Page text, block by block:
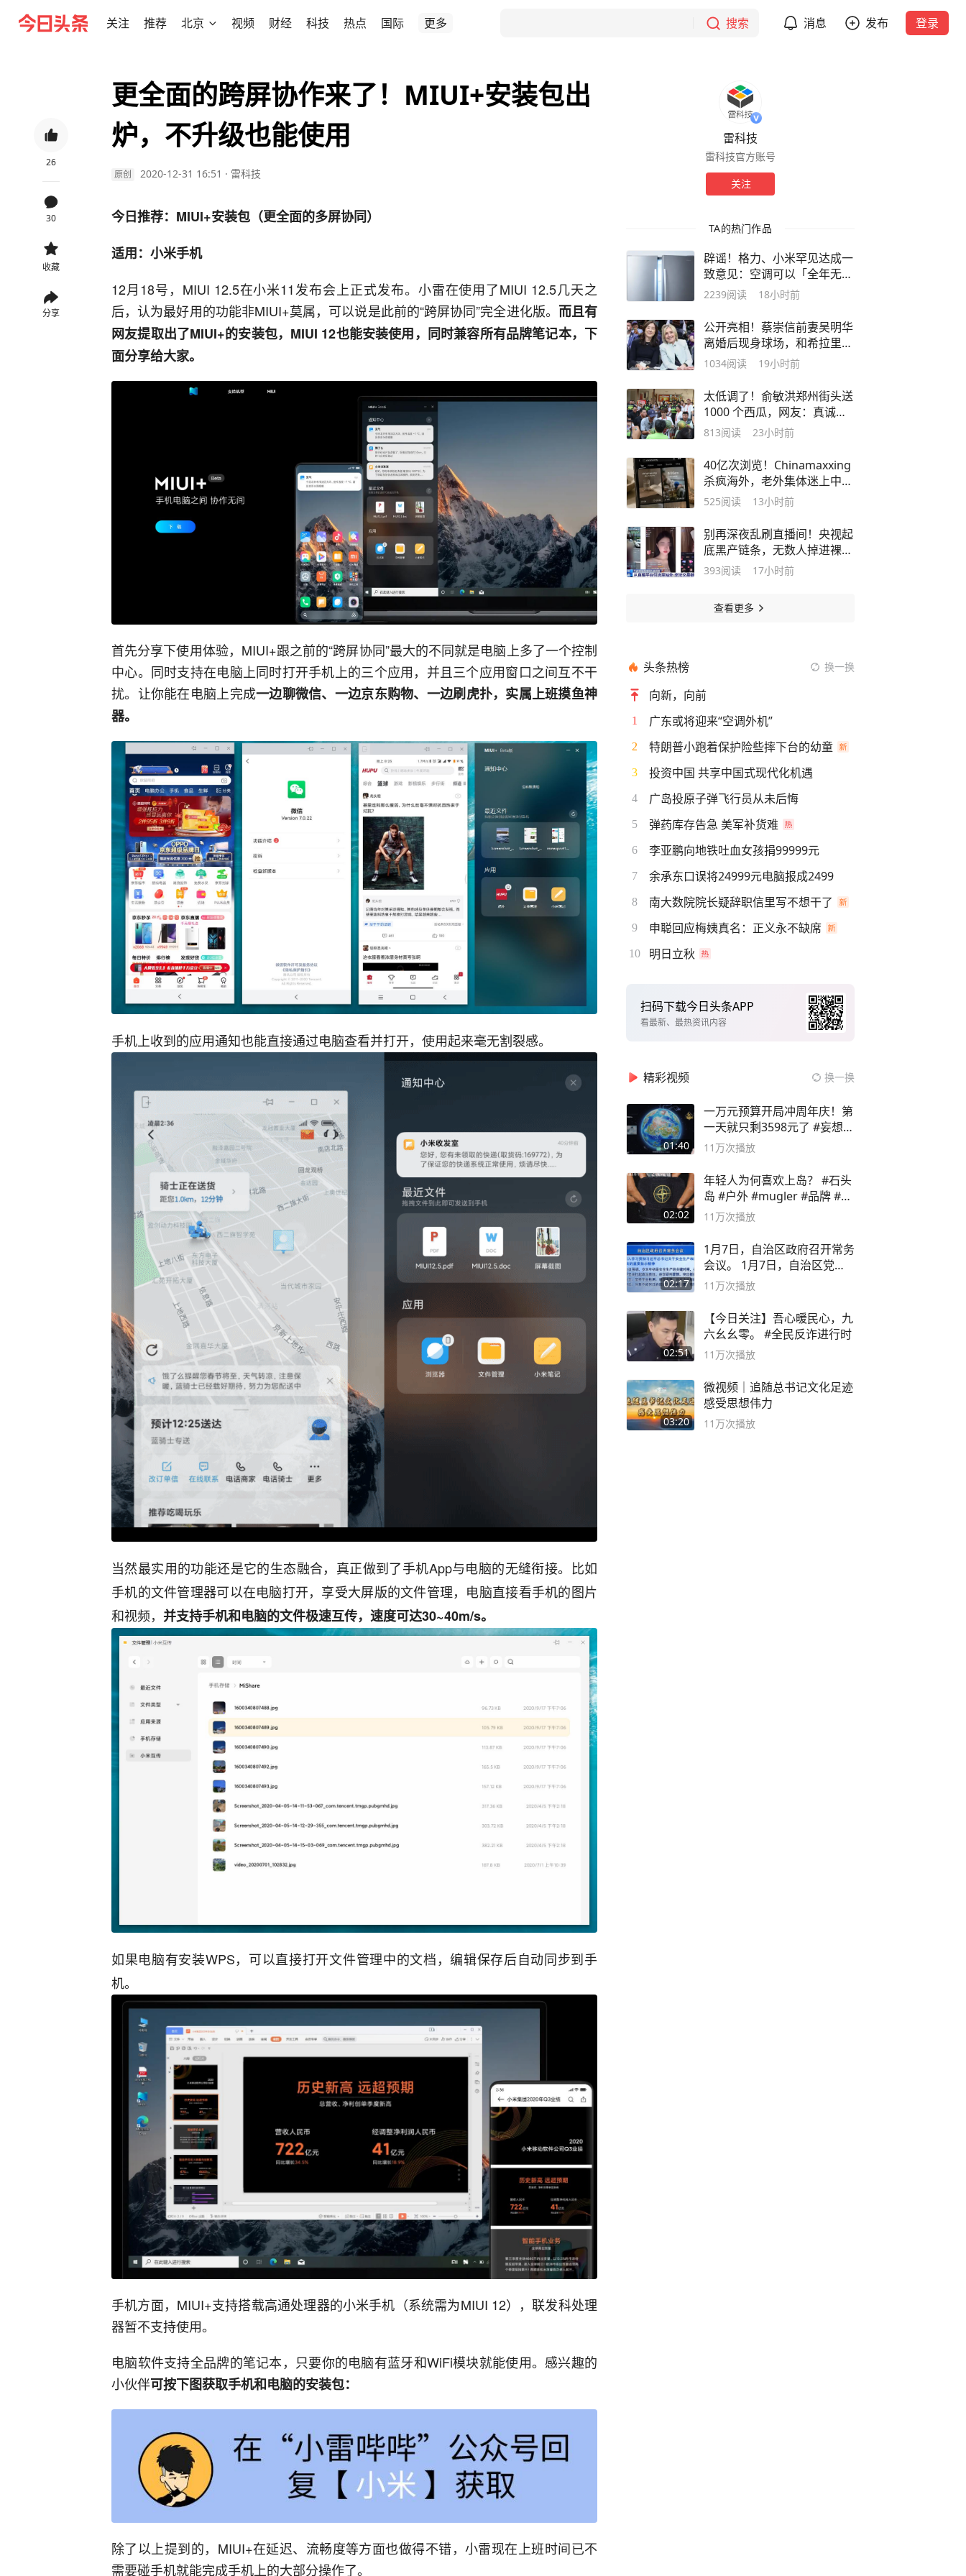
关注 推荐 北京 视频 财经 科技 热点 国际 更多 搜索 消息 发布 登录
26
30
收藏
分享
更全面的跨屏协作来了！MIUI+安装包出
炉，不升级也能使用
原创 2020-12-31 16:51 · 雷科技
今日推荐：MIUI+安装包（更全面的多屏协同）
适用：小米手机
12月18号，MIUI 12.5在小米11发布会上正式发布。小雷在使用了MIUI 12.5几天之
后，认为最好用的功能非MIUI+莫属，可以说是此前的“跨屏协同”完全进化版。 而且有
网友提取出了MIUI+的安装包，MIUI 12也能安装使用，同时兼容所有品牌笔记本，下
面分享给大家。
首先分享下使用体验，MIUI+跟之前的“跨屏协同”最大的不同就是电脑上多了一个控制
中心。同时支持在电脑上同时打开手机上的三个应用，并且三个应用窗口之间互不干
扰。让你能在电脑上完成一边聊微信、一边京东购物、一边刷虎扑，实属上班摸鱼神
器。
手机上收到的应用通知也能直接通过电脑查看并打开，使用起来毫无割裂感。
当然最实用的功能还是它的生态融合，真正做到了手机App与电脑的无缝衔接。比如
手机的文件管理器可以在电脑打开，享受大屏版的文件管理，电脑直接看手机的图片
和视频， 并支持手机和电脑的文件极速互传，速度可达30~40m/s。
如果电脑有安装WPS，可以直接打开文件管理中的文档，编辑保存后自动同步到手
机。
手机方面，MIUI+支持搭载高通处理器的小米手机（系统需为MIUI 12），联发科处理
器暂不支持使用。
电脑软件支持全品牌的笔记本，只要你的电脑有蓝牙和WiFi模块就能使用。感兴趣的
小伙伴可按下图获取手机和电脑的安装包：
除了以上提到的，MIUI+在延迟、流畅度等方面也做得不错，小雷现在上班时间已不
需要碰手机就能完成手机上的大部分操作了。
雷科技
雷科技官方账号
关注
TA的热门作品
辟谣！格力、小米罕见达成一
致意见：空调可以「全年无
休」
2239阅读 18小时前
公开亮相！蔡崇信前妻吴明华
离婚后现身球场，和希拉里同
框交流
1034阅读 19小时前
太低调了！俞敏洪郑州街头送
1000 个西瓜，网友：真诚比
营销更重要
813阅读 23小时前
40亿次浏览！Chinamaxxing
杀疯海外，老外集体迷上中式
生活
525阅读 13小时前
别再深夜乱刷直播间！央视起
底黑产链条，无数人掉进裸聊
敲诈圈套
393阅读 17小时前
查看更多
头条热榜 换一换
向新，向前
1 广东或将迎来“空调外机”
2 特朗普小跑着保护险些摔下台的幼童
3 投资中国 共享中国式现代化机遇
4 广岛投原子弹飞行员从未后悔
5 弹药库存告急 美军补货难
6 李亚鹏向地铁吐血女孩捐99999元
7 余承东口误将24999元电脑报成2499
8 南大数院院长疑辞职信里写不想干了
9 申聪回应梅姨真名：正义永不缺席
10 明日立秋
扫码下载今日头条APP
看最新、最热资讯内容
精彩视频 换一换
01:40
一万元预算开局冲周年庆！第
一天就只剩3598元了 #妄想山
海
11万次播放
02:02
年轻人为何喜欢上岛？ #石头
岛 #户外 #mugler #品牌 #足
球流氓
11万次播放
02:17
1月7日，自治区政府召开常务
会议。 1月7日，自治区党委
副书记
11万次播放
02:51
【今日关注】吾心暖民心，九
六幺幺零。 #全民反诈进行时
11万次播放
03:20
微视频｜追随总书记文化足迹
感受思想伟力
11万次播放